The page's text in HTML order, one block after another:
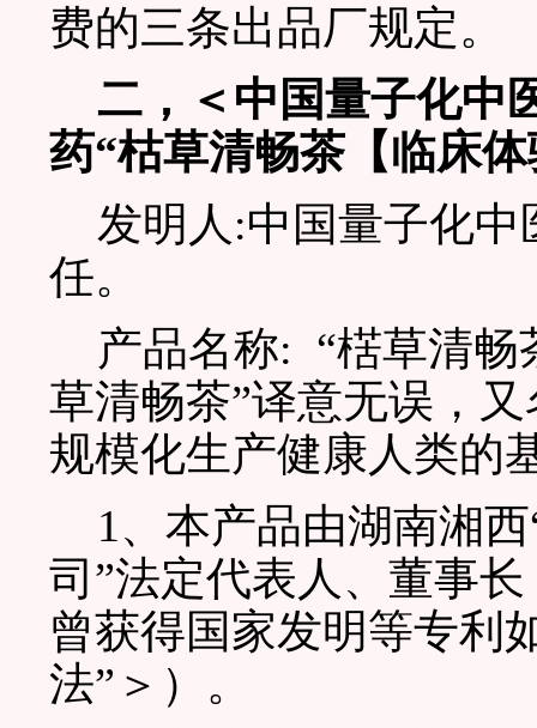
费的三条出品厂规定。
二，＜中国量子化
药“枯草清畅茶【临床
发明人:中国量子化中
任。
产品名称: “楛草清畅
草清畅茶”译意无误，
规模化生产健康人类
1、本产品由湖南湘西
司”法定代表人、董事
曾获得国家发明等专利
法”＞）。